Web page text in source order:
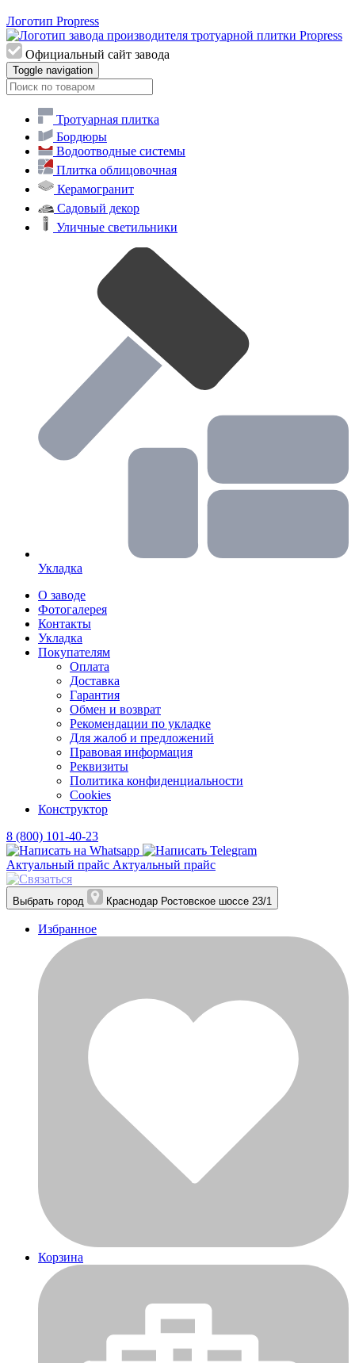
Логотип Propress
Официальный сайт завода
Toggle navigation
Тротуарная плитка
Бордюры
Водоотводные системы
Плитка облицовочная
Керамогранит
Садовый декор
Уличные светильники
Укладка
О заводе
Фотогалерея
Контакты
Укладка
Покупателям
Оплата
Доставка
Гарантия
Обмен и возврат
Рекомендации по укладке
Для жалоб и предложений
Правовая информация
Реквизиты
Политика конфиденциальности
Cookies
Конструктор
8 (800) 101-40-23
Актуальный прайс Актуальный прайс
Выбрать город Краснодар Ростовское шоссе 23/1
Избранное
Корзина